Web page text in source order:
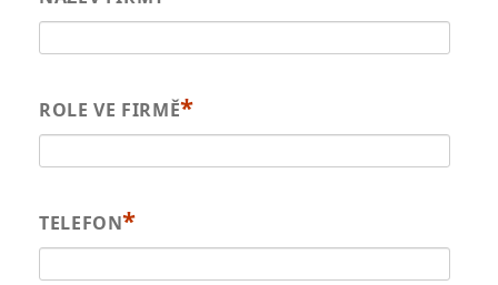
ROLE VE FIRMĚ*
TELEFON*